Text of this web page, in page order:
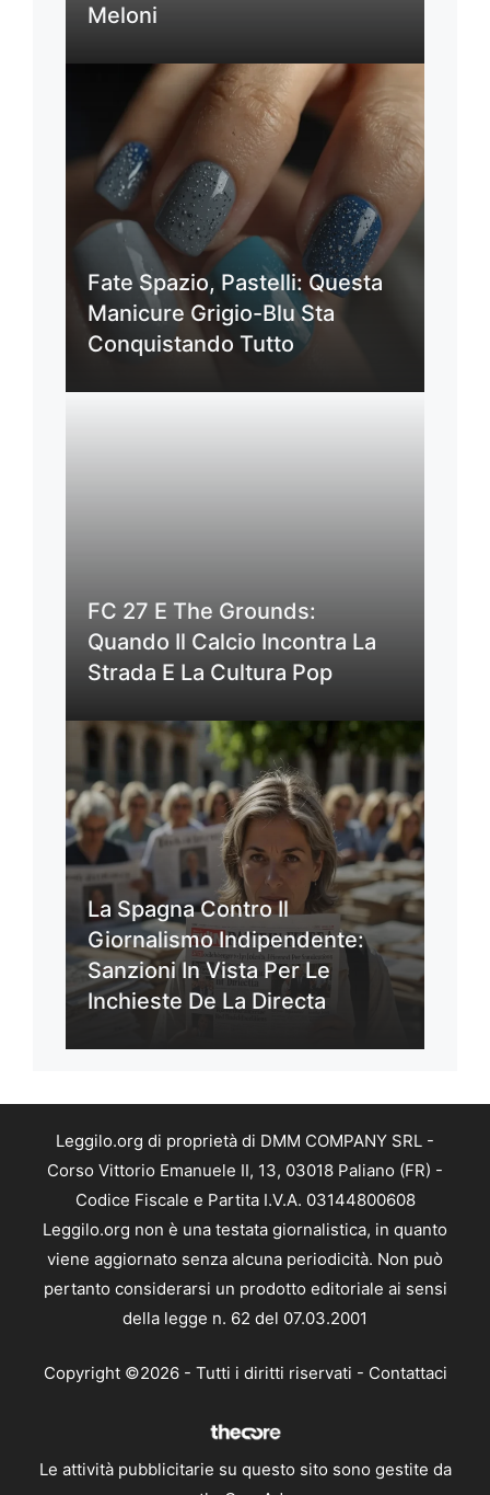
Meloni
Fate Spazio, Pastelli: Questa
Manicure Grigio-Blu Sta
Conquistando Tutto
FC 27 E The Grounds:
Quando Il Calcio Incontra La
Strada E La Cultura Pop
La Spagna Contro Il
Giornalismo Indipendente:
Sanzioni In Vista Per Le
Inchieste De La Directa
Leggilo.org di proprietà di DMM COMPANY SRL -
Corso Vittorio Emanuele II, 13, 03018 Paliano (FR) -
Codice Fiscale e Partita I.V.A. 03144800608
Leggilo.org non è una testata giornalistica, in quanto
viene aggiornato senza alcuna periodicità. Non può
pertanto considerarsi un prodotto editoriale ai sensi
della legge n. 62 del 07.03.2001
Copyright ©2026 - Tutti i diritti riservati - Contattaci
Le attività pubblicitarie su questo sito sono gestite da